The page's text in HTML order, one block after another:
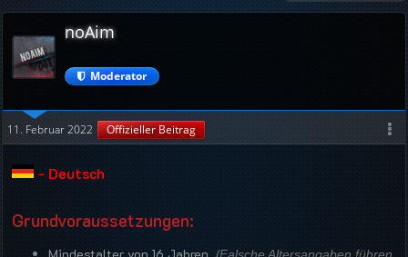
noAim
Moderator
11. Februar 2022 Offizieller Beitrag
- Deutsch
Grundvoraussetzungen:
Mindestalter von 16 Jahren. (Falsche Altersangaben führen